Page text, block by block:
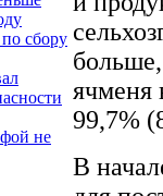
сбору
не
ячменя
99,7%
В